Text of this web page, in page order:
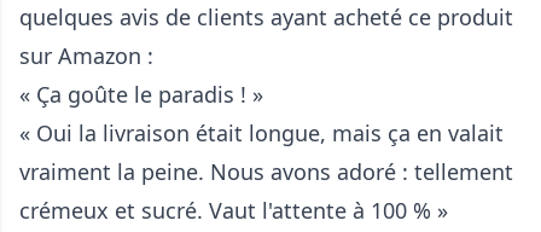
quelques avis de clients ayant acheté ce produit
sur Amazon :
« Ça goûte le paradis ! »
« Oui la livraison était longue, mais ça en valait
vraiment la peine. Nous avons adoré : tellement
crémeux et sucré. Vaut l'attente à 100 % »